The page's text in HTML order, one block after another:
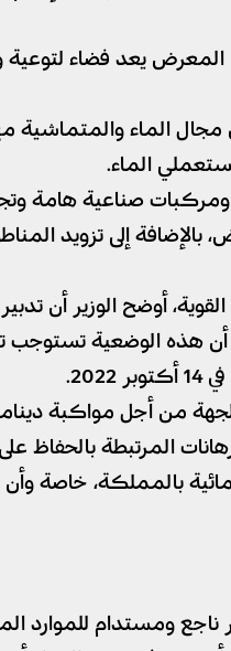
المعرض يعد فضاء
مجال الماء
الماء.
ومركبات صناعية هامة
بالإضافة إلى تزويد
أوضح الوزير أن
الوضعية تستوجب
من أجل مواكبة
المرتبطة بالحفاظ
مائية بالمملكة، خاصة
ومستدام للموارد